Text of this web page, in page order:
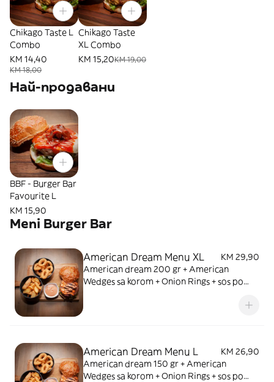
Chikago Taste L
Combo
KM 14,40
KM 18,00
Chikago Taste
XL Combo
KM 15,20KM 19,00
Най-продавани
BBF - Burger Bar
Favourite L
KM 15,90
Meni Burger Bar
American Dream Menu XL
KM 29,90
American dream 200 gr + American
Wedges sa korom + Onion Rings + sos po
American Dream Menu L
KM 26,90
American dream 150 gr + American
Wedges sa korom + Onion Rings + sos po